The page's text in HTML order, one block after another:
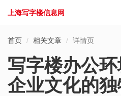
上海写字楼信息网
首页 相关文章 详情页
写字楼办公
企业文化的